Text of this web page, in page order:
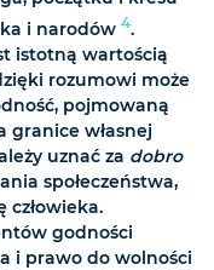
i narodów 4.
istotną wartością
rozumowi może
pojmowaną
granice własnej
uznać za dobro
społeczeństwa,
człowieka.
godności
i prawo do wolności